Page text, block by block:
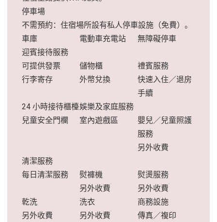
停車場
不需預約：住宿場所設有私人停車設施（免費）。
車庫
電動車充電站
無障礙停車
迎賓接待服務
可提供發票
儲物櫃
禮賓服務
行李寄存
外幣兌換
快速入住／退房
手續
24 小時接待櫃檯娛樂及家庭服務
兒童安全門欄
室內遊戲區
嬰兒／兒童照護
服務
另外收費
清潔服務
每日清潔服務
熨褲機
另外收費
熨燙服務
另外收費
乾洗
另外收費
洗衣
另外收費
商務設施
傳真／複印